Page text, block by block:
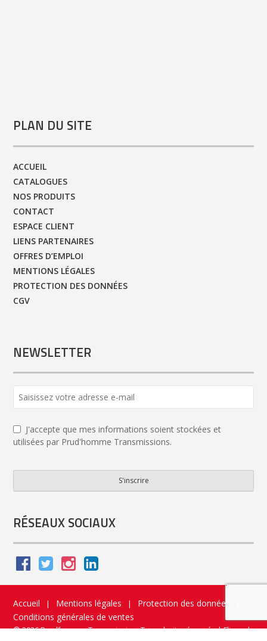
PLAN DU SITE
ACCUEIL
CATALOGUES
NOS PRODUITS
CONTACT
ESPACE CLIENT
LIENS PARTENAIRES
OFFRES D’EMPLOI
MENTIONS LÉGALES
PROTECTION DES DONNÉES
CGV
NEWSLETTER
J'accepte que mes informations soient stockées et
utilisées par Prud'homme Transmissions.
S'inscrire
RÉSEAUX SOCIAUX
Accueil | Mentions légales | Protection des données
Conditions générales de ventes
© 2026 Prud’homme Transmission. Tous droits réservés|Flippad